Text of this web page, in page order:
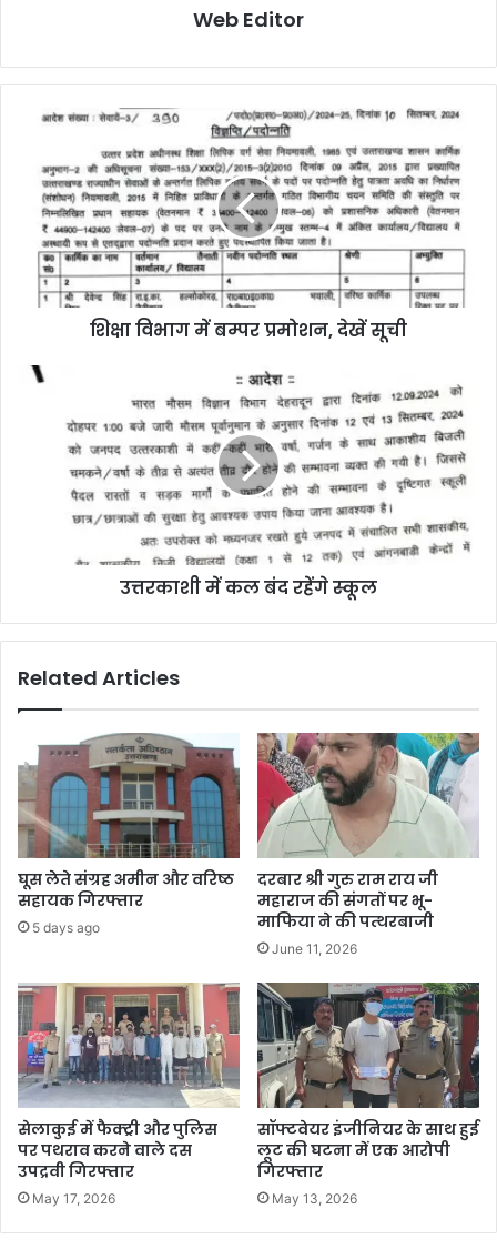
Web Editor
शिक्षा विभाग में बम्पर प्रमोशन, देखें सूची
उत्तरकाशी में कल बंद रहेंगे स्कूल
Related Articles
घूस लेते संग्रह अमीन और वरिष्ठ
सहायक गिरफ्तार
5 days ago
दरबार श्री गुरु राम राय जी
महाराज की संगतों पर भू-
माफिया ने की पत्थरबाजी
June 11, 2026
सेलाकुई में फैक्ट्री और पुलिस
पर पथराव करने वाले दस
उपद्रवी गिरफ्तार
May 17, 2026
सॉफ्टवेयर इंजीनियर के साथ हुई
लूट की घटना में एक आरोपी
गिरफ्तार
May 13, 2026